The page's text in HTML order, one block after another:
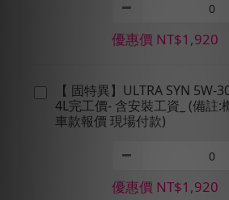
優惠價 NT$1,920
【 固特異】ULTRA SYN 5W-
4L完工價- 含安裝工資_ (備註:
車款報價 現場付款)
優惠價 NT$1,920